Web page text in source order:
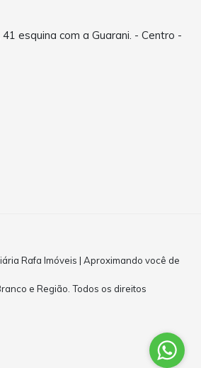
esquina com a Guarani. - Centro -
Rafa Imóveis | Aproximando você de
e Região. Todos os direitos